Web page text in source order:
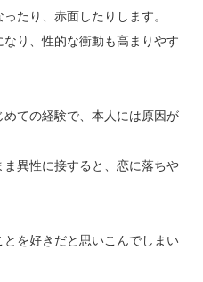
たり、赤面したりします。
り、性的な衝動も高まりやす
ての経験で、本人には原因が
異性に接すると、恋に落ちや
を好きだと思いこんでしまい